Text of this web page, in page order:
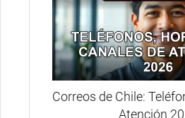
Correos de Chile:
Atención